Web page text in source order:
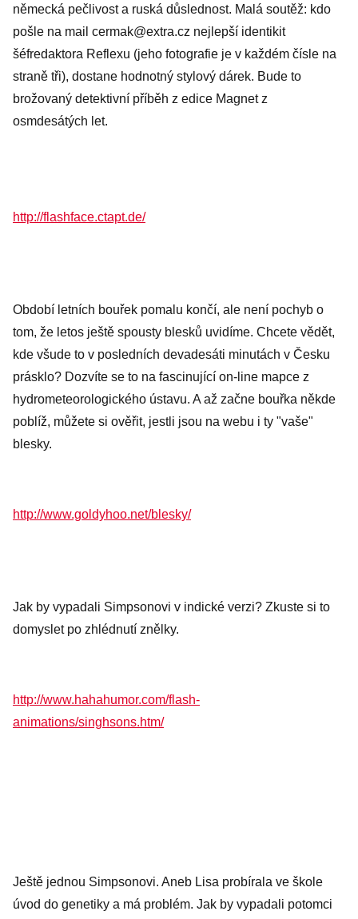
německá pečlivost a ruská důslednost. Malá soutěž: kdo
pošle na mail cermak@extra.cz nejlepší identikit
šéfredaktora Reflexu (jeho fotografie je v každém čísle na
straně tři), dostane hodnotný stylový dárek. Bude to
brožovaný detektivní příběh z edice Magnet z
osmdesátých let.
http://flashface.ctapt.de/
Období letních bouřek pomalu končí, ale není pochyb o
tom, že letos ještě spousty blesků uvidíme. Chcete vědět,
kde všude to v posledních devadesáti minutách v Česku
prásklo? Dozvíte se to na fascinující on-line mapce z
hydrometeorologického ústavu. A až začne bouřka někde
poblíž, můžete si ověřit, jestli jsou na webu i ty "vaše"
blesky.
http://www.goldyhoo.net/blesky/
Jak by vypadali Simpsonovi v indické verzi? Zkuste si to
domyslet po zhlédnutí znělky.
http://www.hahahumor.com/flash-
animations/singhsons.htm/
Ještě jednou Simpsonovi. Aneb Lisa probírala ve škole
úvod do genetiky a má problém. Jak by vypadali potomci